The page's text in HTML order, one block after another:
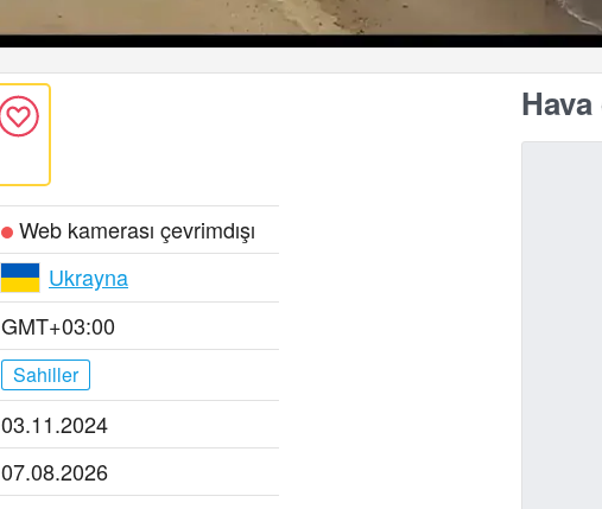
Web kamerası çevrimdışı
Ukrayna
GMT+03:00
Sahiller
03.11.2024
07.08.2026